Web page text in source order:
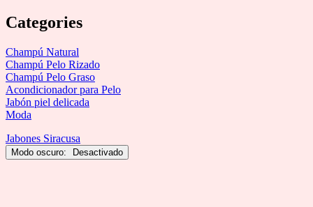
Categories
Champú Natural
Champú Pelo Rizado
Champú Pelo Graso
Acondicionador para Pelo
Jabón piel delicada
Moda
Jabones Siracusa
Modo oscuro: